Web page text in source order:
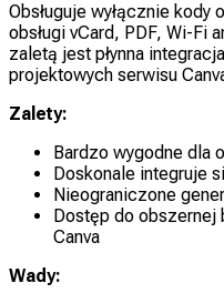
Obsługuje wyłącznie kody
obsługi vCard, PDF, Wi-Fi
zaletą jest płynna
projektowych serwisu
Zalety:
Bardzo wygodne dla
Doskonale integruje
Nieograniczone
Dostęp do
Canva
Wady: